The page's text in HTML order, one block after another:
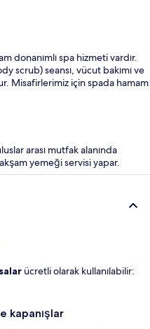
donanımlı spa hizmeti vardır.
scrub) seansı, vücut bakımı ve
Misafirlerimiz için spada hamam
arası mutfak alanında
yemeği servisi yapar.
ücretli olarak kullanılabilir:
kapanışlar